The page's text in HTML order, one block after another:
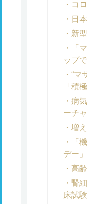
コ
日
新
「
ップ
“マ
「積
病
ーチ
増
「
デー」
高
腎
床試